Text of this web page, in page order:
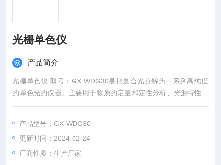
光栅单色仪
产品简介
光栅单色仪 型号：GX-WDG30是把复合光分解为一系列高纯度
的单色光的仪器。主要用于物质的定量和定性分析、光源特性、
溶液的浓度、光的生效效应和透明物质的光学特性等研究工作。
境保护、光学真空镀膜等方面。
产品型号：GX-WDG30
更新时间：2024-02-24
厂商性质：生产厂家